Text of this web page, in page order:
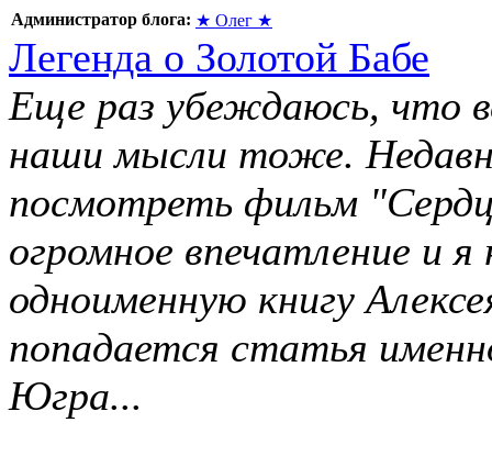
Администратор блога: ★ Олег ★
Легенда о Золотой Бабе
Еще раз убеждаюсь, что
наши мысли тоже.
посмотреть фильм
огромное впечатление и
одноименную книгу
попадается статья
Югра...